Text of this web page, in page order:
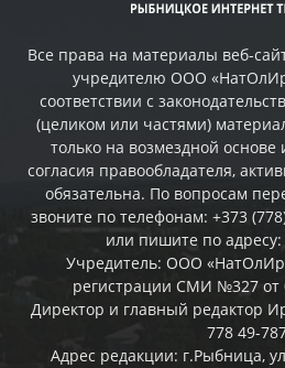
Все права на материалы веб-
учредителю ООО
соответствии с
(целиком или частями)
только на возмездной
согласия правообладателя,
обязательна. По вопросам
звоните по телефонам: +373
или пишите по
Учредитель: ООО
регистрации СМИ №327 от
Директор и главный редактор
778 49-
Адрес редакции: г.Рыбница,